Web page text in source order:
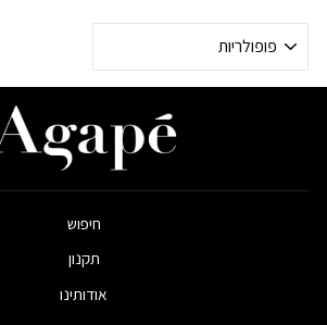
לפי
חיפוש
תקנון
אודותינו